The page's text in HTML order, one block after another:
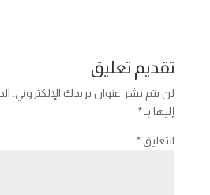
تقديم تعليق
لن يتم نشر عنوان بريدك الإلكتروني.
إليها بـ *
التعليق*